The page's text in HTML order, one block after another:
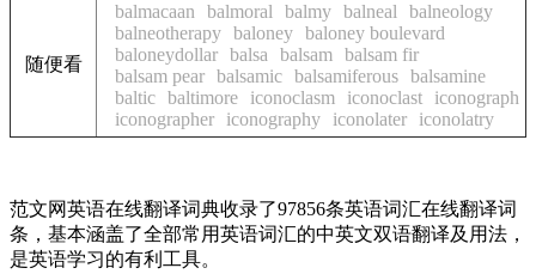
随便看
balmacaan balmoral balmy balneal
balneology
balneotherapy baloney baloney boulevard
baloneydollar balsa balsam
balsam fir
balsam pear balsamic balsamiferous balsamine
baltic baltimore iconoclasm iconoclast
iconograph
iconographer
iconography iconolater iconolatry
范文网英语在线翻译词典收录了97856条英语词汇在线翻译词
条，基本涵盖了全部常用英语词汇的中英文双语翻译及用法，
是英语学习的有利工具。